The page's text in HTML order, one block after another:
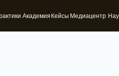
АкадемияКейсыМедиацентр Научный кружок